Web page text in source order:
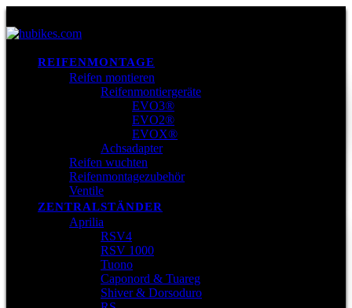
REIFENMONTAGE
Reifen montieren
Reifenmontiergeräte
EVO3®
EVO2®
EVOX®
Achsadapter
Reifen wuchten
Reifenmontagezubehör
Ventile
ZENTRALSTÄNDER
Aprilia
RSV4
RSV 1000
Tuono
Caponord & Tuareg
Shiver & Dorsoduro